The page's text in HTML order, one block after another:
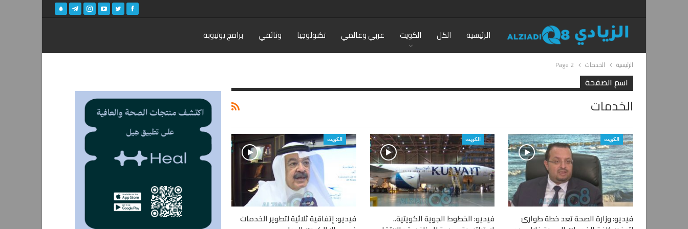
الرئيسية الكل الكويت عربي وعالمي تكنولوجيا وثائقي برامج يوتيوبة
الرئيسية الخدمات Page 2
اسم الصفحة
الخدمات
الكويت
فيديو: وزارة الصحة تعد خطة طوارئ
الكويت
فيديو: الخطوط الجوية الكويتية..
الكويت
فيديو: إتفاقية ثلاثية لتطوير الخدمات